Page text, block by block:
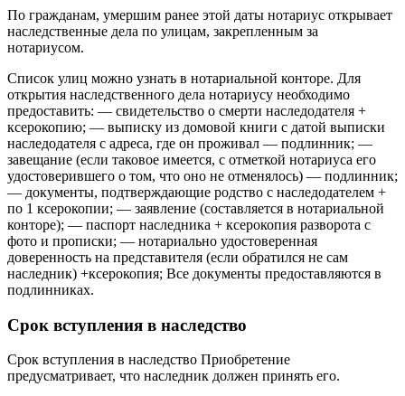
По гражданам, умершим ранее этой даты нотариус открывает
наследственные дела по улицам, закрепленным за
нотариусом.
Список улиц можно узнать в нотариальной конторе. Для
открытия наследственного дела нотариусу необходимо
предоставить: — свидетельство о смерти наследодателя +
ксерокопию; — выписку из домовой книги с датой выписки
наследодателя с адреса, где он проживал — подлинник; —
завещание (если таковое имеется, с отметкой нотариуса его
удостоверившего о том, что оно не отменялось) — подлинник;
— документы, подтверждающие родство с наследодателем +
по 1 ксерокопии; — заявление (составляется в нотариальной
конторе); — паспорт наследника + ксерокопия разворота с
фото и прописки; — нотариально удостоверенная
доверенность на представителя (если обратился не сам
наследник) +ксерокопия; Все документы предоставляются в
подлинниках.
Срок вступления в наследство
Срок вступления в наследство Приобретение
предусматривает, что наследник должен принять его.